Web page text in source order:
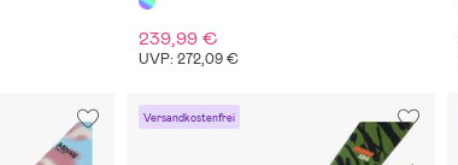
239,99 €
UVP: 272,09 €
Versandkostenfrei